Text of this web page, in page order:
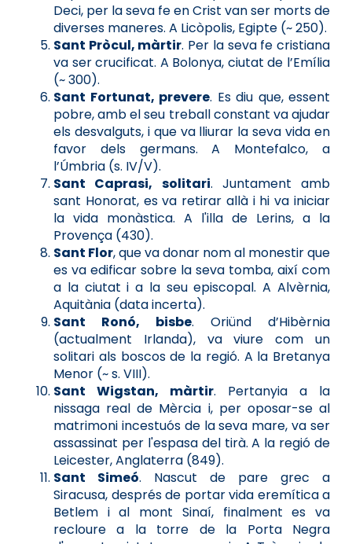
Deci, per la seva fe en Crist van ser morts de
diverses maneres. A Licòpolis, Egipte (~ 250).
Sant Pròcul, màrtir. Per la seva fe cristiana
va ser crucificat. A Bolonya, ciutat de l’Emília
(~ 300).
Sant Fortunat, prevere. Es diu que, essent
pobre, amb el seu treball constant va ajudar
els desvalguts, i que va lliurar la seva vida en
favor dels germans. A Montefalco, a
l’Úmbria (s. IV/V).
Sant Caprasi, solitari. Juntament amb
sant Honorat, es va retirar allà i hi va iniciar
la vida monàstica. A l'illa de Lerins, a la
Provença (430).
Sant Flor, que va donar nom al monestir que
es va edificar sobre la seva tomba, així com
a la ciutat i a la seu episcopal. A Alvèrnia,
Aquitània (data incerta).
Sant Ronó, bisbe. Oriünd d’Hibèrnia
(actualment Irlanda), va viure com un
solitari als boscos de la regió. A la Bretanya
Menor (~ s. VIII).
Sant Wigstan, màrtir. Pertanyia a la
nissaga real de Mèrcia i, per oposar-se al
matrimoni incestuós de la seva mare, va ser
assassinat per l'espasa del tirà. A la regió de
Leicester, Anglaterra (849).
Sant Simeó. Nascut de pare grec a
Siracusa, després de portar vida eremítica a
Betlem i al mont Sinaí, finalment es va
recloure a la torre de la Porta Negra